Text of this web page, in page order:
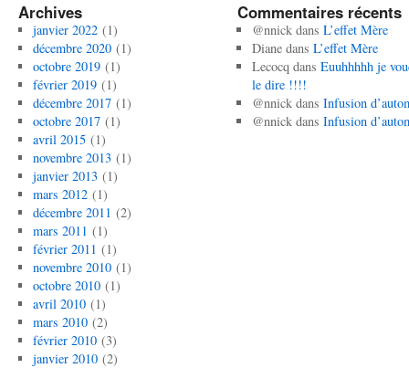
Archives
janvier 2022(1)
décembre 2020(1)
octobre 2019(1)
février 2019(1)
décembre 2017(1)
octobre 2017(1)
avril 2015(1)
novembre 2013(1)
janvier 2013(1)
mars 2012(1)
décembre 2011 (2)
mars 2011 (1)
février 2011 (1)
novembre 2010(1)
octobre 2010(1)
avril 2010(1)
mars 2010(2)
février 2010(3)
janvier 2010(2)
Commentaires récents
@nnickdans L’effet Mère
Dianedans L’effet Mère
Lecocq dans Euuhhhhh je
le dire !!!!
@nnickdans Infusion
@nnickdans Infusion